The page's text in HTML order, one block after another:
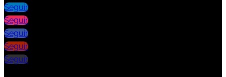
Seguir
Seguir
Seguir
Seguir
Seguir